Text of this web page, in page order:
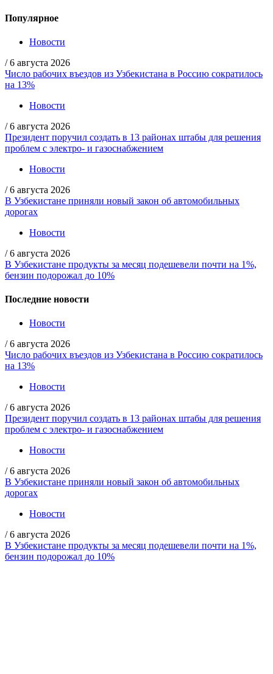
Популярное
Новости
/ 6 августа 2026
Число рабочих въездов из Узбекистана в Россию сократилось
на 13%
Новости
/ 6 августа 2026
Президент поручил создать в 13 районах штабы для решения
проблем с электро- и газоснабжением
Новости
/ 6 августа 2026
В Узбекистане приняли новый закон об автомобильных
дорогах
Новости
/ 6 августа 2026
В Узбекистане продукты за месяц подешевели почти на 1%,
бензин подорожал до 10%
Последние новости
Новости
/ 6 августа 2026
Число рабочих въездов из Узбекистана в Россию сократилось
на 13%
Новости
/ 6 августа 2026
Президент поручил создать в 13 районах штабы для решения
проблем с электро- и газоснабжением
Новости
/ 6 августа 2026
В Узбекистане приняли новый закон об автомобильных
дорогах
Новости
/ 6 августа 2026
В Узбекистане продукты за месяц подешевели почти на 1%,
бензин подорожал до 10%